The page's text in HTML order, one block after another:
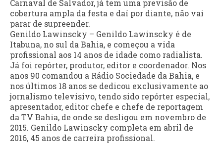
Carnaval de Salvador, já tem uma previsão de
cobertura ampla da festa e daí por diante, não vai
parar de supreender.
Genildo Lawinscky – Genildo Lawinscky é de
Itabuna, no sul da Bahia, e começou a vida
profissional aos 14 anos de idade como radialista.
Já foi repórter, produtor, editor e coordenador. Nos
anos 90 comandou a Rádio Sociedade da Bahia, e
nos últimos 18 anos se dedicou exclusivamente ao
jornalismo televisivo, tendo sido repórter especial,
apresentador, editor chefe e chefe de reportagem
da TV Bahia, de onde se desligou em novembro de
2015. Genildo Lawinscky completa em abril de
2016, 45 anos de carreira profissional.